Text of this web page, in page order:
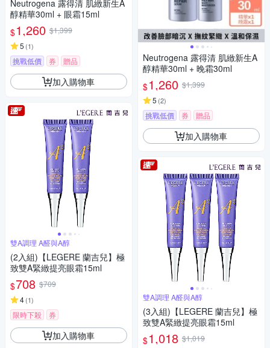
Neutrogena 露得清 肌緻新生A
醇精華30ml + 眼霜15ml
$1,260 $1,399
5 (1)
挑戰低價 券 贈品
加入購物車
雙A調理 A醛與A醇
(2入組)【LEGERE 蘭吉兒】極
致雙A緊緻提亮眼霜15ml
$708 $709
4(1)
限時下殺 券
加入購物車
Neutrogena 露得清 肌緻新生A
醇精華30ml + 晚霜30ml
$1,260 $1,399
5 (2)
挑戰低價 券 贈品
加入購物車
雙A調理 A醛與A醇
(3入組)【LEGERE 蘭吉兒】極
致雙A緊緻提亮眼霜15ml
$1,018 $1,019